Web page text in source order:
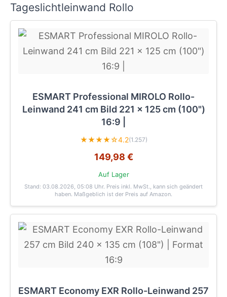
Tageslichtleinwand Rollo
ESMART Professional MIROLO Rollo-
Leinwand 241 cm Bild 221 x 125 cm (100")
16:9 |
★★★★☆4.2(1.257)
149,98 €
Auf Lager
Stand: 03.08.2026, 05:08 Uhr. Preis inkl. MwSt., kann sich geändert
haben. Maßgeblich ist der Preis auf Amazon.
ESMART Economy EXR Rollo-Leinwand 257